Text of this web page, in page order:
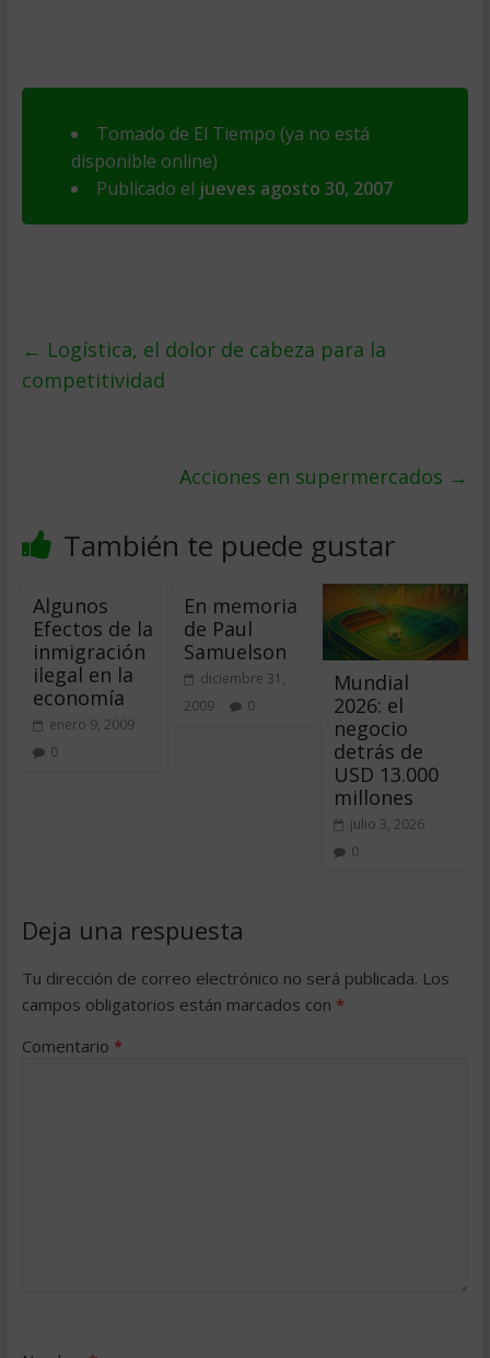
Tomado de El Tiempo (ya no está
disponible online)
Publicado el jueves agosto 30, 2007
← Logística, el dolor de cabeza para la
competitividad
Acciones en supermercados →
También te puede gustar
Algunos
Efectos de la
inmigración
ilegal en la
economía
enero 9, 2009
0
En memoria
de Paul
Samuelson
diciembre 31,
2009
0
Mundial
2026: el
negocio
detrás de
USD 13.000
millones
julio 3, 2026
0
Deja una respuesta
Tu dirección de correo electrónico no será publicada. Los
campos obligatorios están marcados con *
Comentario *